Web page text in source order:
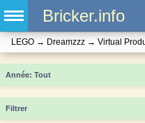
Bricker.info
LEGO → Dreamzzz → Virtual
Année
Filtrer